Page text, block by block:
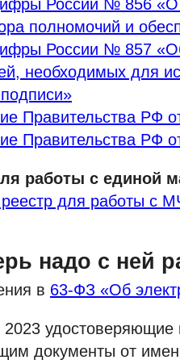
России № 856 «О
полномочий и
России № 857
необходимых для
Правительства РФ
Правительства РФ
работы с единой
для работы с
надо с ней
в 63-ФЗ «Об
удостоверяющие
документы от